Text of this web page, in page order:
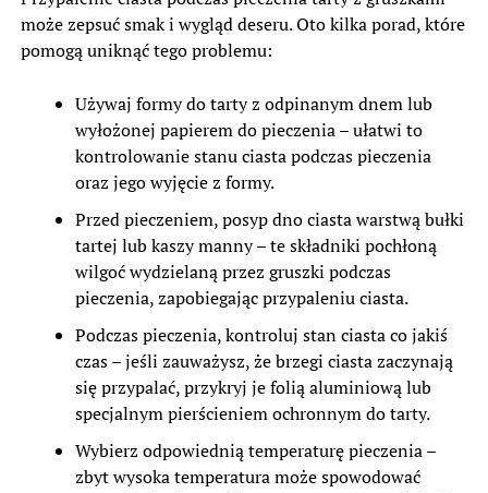
może zepsuć smak i wygląd deseru. Oto kilka porad, które
pomogą uniknąć tego problemu:
Używaj formy do tarty z odpinanym dnem lub
wyłożonej papierem do pieczenia – ułatwi to
kontrolowanie stanu ciasta podczas pieczenia
oraz jego wyjęcie z formy.
Przed pieczeniem, posyp dno ciasta warstwą bułki
tartej lub kaszy manny – te składniki pochłoną
wilgoć wydzielaną przez gruszki podczas
pieczenia, zapobiegając przypaleniu ciasta.
Podczas pieczenia, kontroluj stan ciasta co jakiś
czas – jeśli zauważysz, że brzegi ciasta zaczynają
się przypalać, przykryj je folią aluminiową lub
specjalnym pierścieniem ochronnym do tarty.
Wybierz odpowiednią temperaturę pieczenia –
zbyt wysoka temperatura może spowodować